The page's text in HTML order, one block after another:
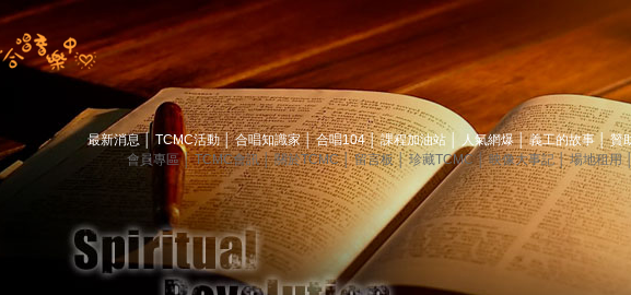
最新消息 TCMC活動│ 合唱知識家│ 合唱104│ 課程加油站 人氣網爆│ 義工的故事 │ 贊
會員專區│ TCMC會訊│ 關於TCMC│ 留言板│ 珍藏TCMC│ 映像大事記│ 場地租用│